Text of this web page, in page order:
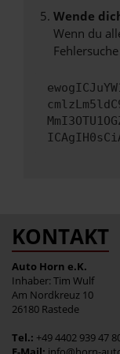
Wende
Wenn du
KONTAKT
Auto Horn e.K.
Inhaber: Tim Wulf
Am Nordkreuz 10
26180 Rastede
Tel.: +49 4402 939 47